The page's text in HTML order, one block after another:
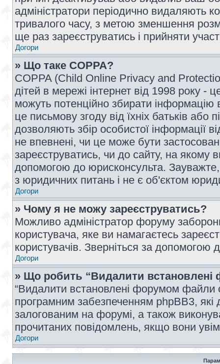
адміністратори періодично видаляють
тривалого часу, з метою зменшення
ще раз зареєструватись і прийняти
Догори
» Що таке COPPA?
COPPA (Child Online Privacy and
дітей в мережі інтернет від 1998 року -
можуть потенційно збирати інформацію
це письмову згоду від їхніх батьків або
дозволяють збір особистої інформації
не впевнені, чи це може бути
зареєструватись, чи до сайту, на якому
допомогою до юрисконсульта.
з юридичних питань і не є об'єктом
Догори
» Чому я не можу зареєструватись?
Можливо адміністратор форуму
користувача, яке ви намагаєтесь
користувачів. Зверніться за допомогою
Догори
» Що робить “Видалити
“Видалити встановлені форумом файли
програмним забезпеченням phpBB3,
залогованим на форумі, а також
прочитаних повідомлень, якщо вони
Догори